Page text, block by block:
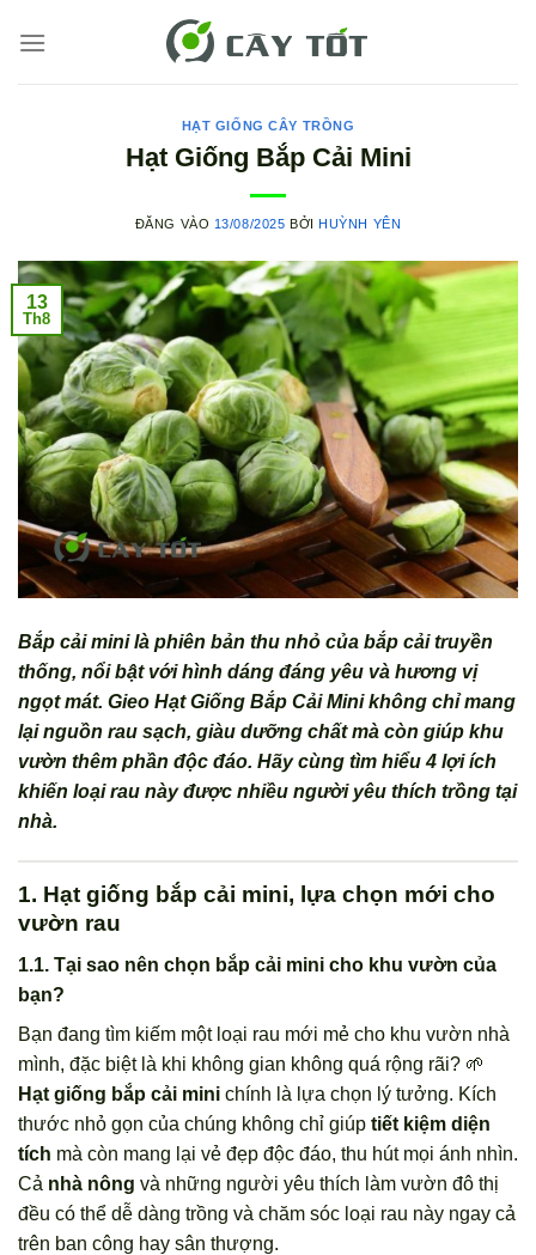
qua
HẠT GIỐNG CÂY TRỒNG
Hạt Giống Bắp Cải Mini
ĐĂNG VÀO 13/08/2025 BỞIHUỲNH YÊN
13
Th8
Bắp cải mini là phiên bản thu nhỏ của bắp cải truyền
thống, nổi bật với hình dáng đáng yêu và hương vị
ngọt mát. Gieo Hạt Giống Bắp Cải Mini không chỉ mang
lại nguồn rau sạch, giàu dưỡng chất mà còn giúp khu
vườn thêm phần độc đáo. Hãy cùng tìm hiểu 4 lợi ích
khiến loại rau này được nhiều người yêu thích trồng tại
nhà.
1. Hạt giống bắp cải mini, lựa chọn mới cho
vườn rau
1.1. Tại sao nên chọn bắp cải mini cho khu vườn của
bạn?
Bạn đang tìm kiếm một loại rau mới mẻ cho khu vườn nhà
mình, đặc biệt là khi không gian không quá rộng rãi? 🌱
Hạt giống bắp cải mini chính là lựa chọn lý tưởng. Kích
thước nhỏ gọn của chúng không chỉ giúp tiết kiệm diện
tích mà còn mang lại vẻ đẹp độc đáo, thu hút mọi ánh nhìn.
Cả nhà nông và những người yêu thích làm vườn đô thị
đều có thể dễ dàng trồng và chăm sóc loại rau này ngay cả
trên ban công hay sân thượng.